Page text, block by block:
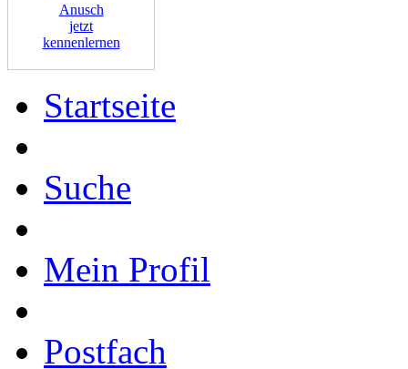
Anusch
jetzt
kennenlernen
Startseite
Suche
Mein Profil
Postfach